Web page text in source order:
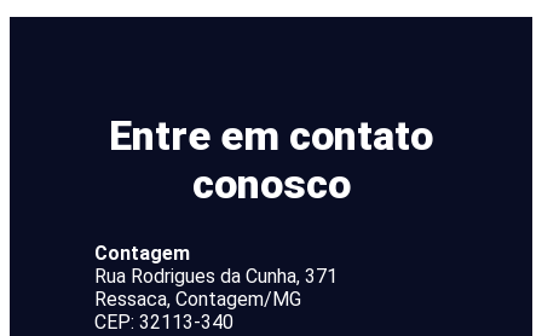
Entre em contato
conosco
Contagem
Rua Rodrigues da Cunha, 371
Ressaca, Contagem/MG
CEP: 32113-340